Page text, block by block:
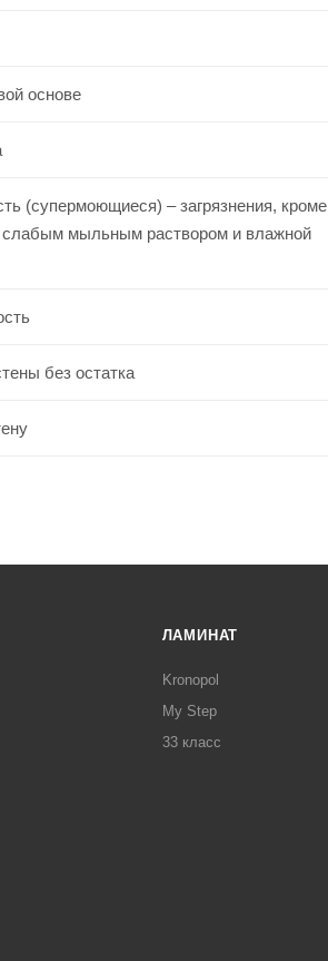
основе
(супермоющиеся) – загрязнения, кроме
мыльным раствором и влажной
без остатка
ЛАМИНАТ
Kronopol
My Step
33 класс